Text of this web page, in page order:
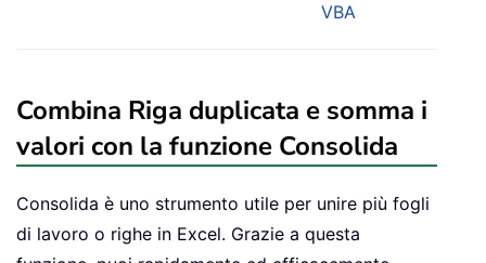
VBA
Combina Riga duplicata e somma i
valori con la funzione Consolida
Consolida è uno strumento utile per unire più fogli
di lavoro o righe in Excel. Grazie a questa